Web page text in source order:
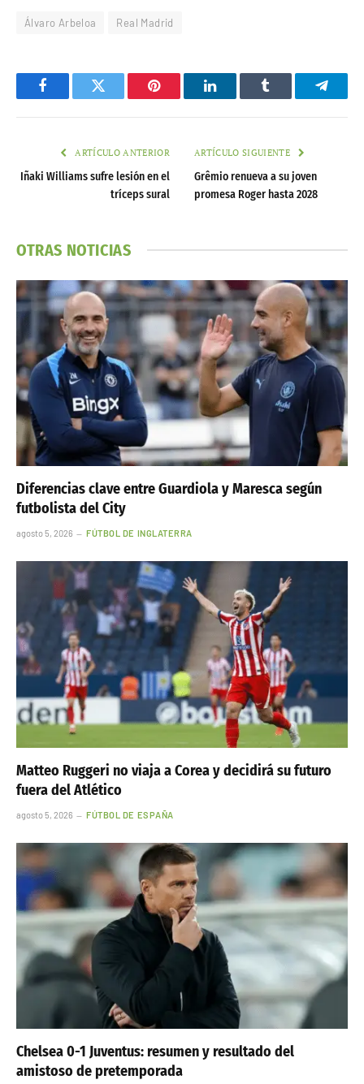
Álvaro Arbeloa Real Madrid
FacebookTwitter Pinterest LinkedInTumblr
ARTÍCULO ANTERIOR
Iñaki Williams sufre lesión en el
tríceps sural
ARTÍCULO SIGUIENTE
Grêmio renueva a su joven
promesa Roger hasta 2028
OTRAS NOTICIAS
Diferencias clave entre Guardiola y Maresca según
futbolista del City
agosto 5, 2026 FÚTBOL DE INGLATERRA
Matteo Ruggeri no viaja a Corea y decidirá su futuro
fuera del Atlético
agosto 5, 2026 FÚTBOL DE ESPAÑA
Chelsea 0-1 Juventus: resumen y resultado del
amistoso de pretemporada